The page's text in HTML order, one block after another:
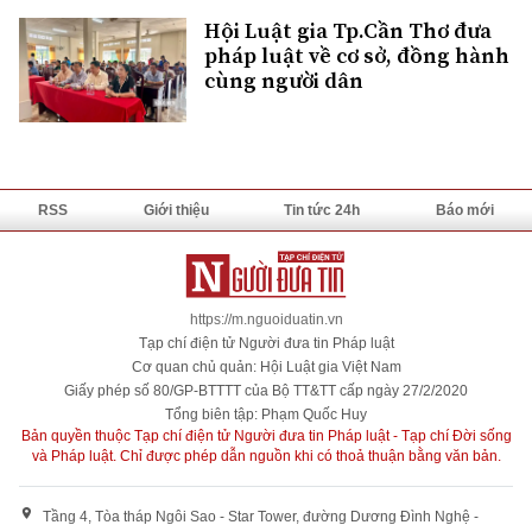
Hội Luật gia Tp.Cần Thơ đưa
pháp luật về cơ sở, đồng hành
cùng người dân
RSS Giới thiệu Tin tức 24h Báo mới
https://m.nguoiduatin.vn
Tạp chí điện tử Người đưa tin Pháp luật
Cơ quan chủ quản: Hội Luật gia Việt Nam
Giấy phép số 80/GP-BTTTT của Bộ TT&TT cấp ngày 27/2/2020
Tổng biên tập: Phạm Quốc Huy
Bản quyền thuộc Tạp chí điện tử Người đưa tin Pháp luật - Tạp chí Đời sống
và Pháp luật. Chỉ được phép dẫn nguồn khi có thoả thuận bằng văn bản.
Tầng 4, Tòa tháp Ngôi Sao - Star Tower, đường Dương Đình Nghệ -